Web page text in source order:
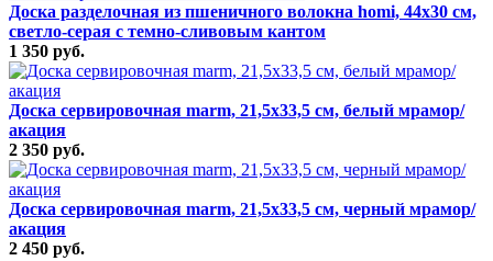
Доска разделочная из пшеничного волокна homi, 44х30 см,
светло-серая с темно-сливовым кантом
1 350 руб.
Доска сервировочная marm, 21,5х33,5 см, белый мрамор/
акация
2 350 руб.
Доска сервировочная marm, 21,5х33,5 см, черный мрамор/
акация
2 450 руб.